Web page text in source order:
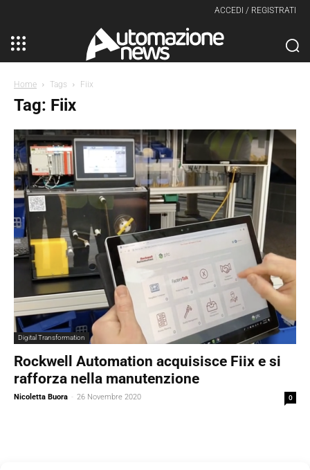
ACCEDI / REGISTRATI
Home Tags Fiix
Tag: Fiix
Digital Transformation
Rockwell Automation acquisisce Fiix e si
rafforza nella manutenzione
Nicoletta Buora - 26 Novembre 2020 0